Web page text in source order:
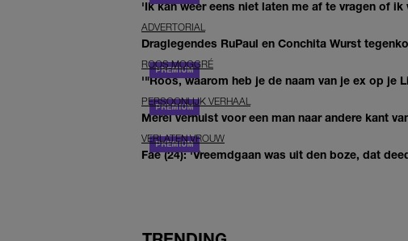
'Ik kan weer eens niet laten me af te vragen of
ADVERTORIAL
Draglegendes RuPaul en Conchita Wurst
ROOS MOGGRÉ
'"Roos, waarom heb je de naam van je ex op je
PERSOONLIJK VERHAAL
Merel verhuist voor een man naar andere kant
VERLATEN VROUW
Fae (24): 'Vreemdgaan was uit den boze, dat